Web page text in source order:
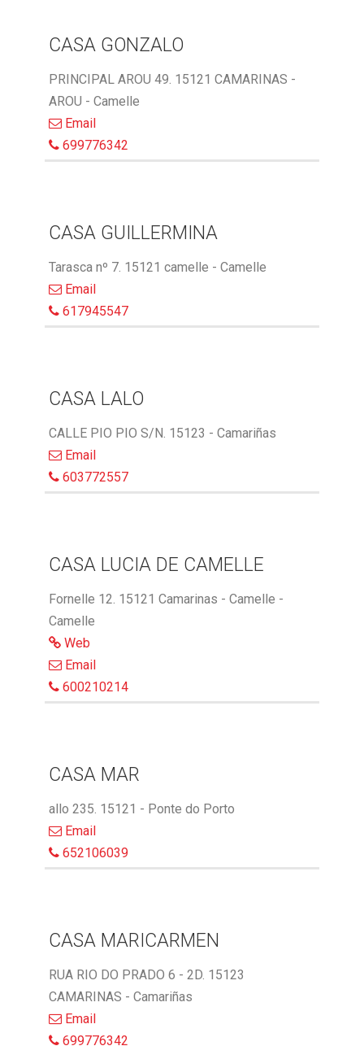
CASA GONZALO
PRINCIPAL AROU 49. 15121 CAMARINAS -
AROU - Camelle
Email
699776342
CASA GUILLERMINA
Tarasca nº 7. 15121 camelle - Camelle
Email
617945547
CASA LALO
CALLE PIO PIO S/N. 15123 - Camariñas
Email
603772557
CASA LUCIA DE CAMELLE
Fornelle 12. 15121 Camarinas - Camelle -
Camelle
Web
Email
600210214
CASA MAR
allo 235. 15121 - Ponte do Porto
Email
652106039
CASA MARICARMEN
RUA RIO DO PRADO 6 - 2D. 15123
CAMARINAS - Camariñas
Email
699776342